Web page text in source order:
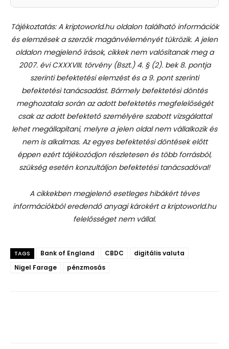
Tájékoztatás: A kriptoworld.hu oldalon található információk
és elemzések a szerzők magánvéleményét tükrözik. A jelen
oldalon megjelenő írások, cikkek nem valósítanak meg a
2007. évi CXXXVIII. törvény (Bszt.) 4. § (2). bek 8. pontja
szerinti befektetési elemzést és a 9. pont szerinti
befektetési tanácsadást. Bármely befektetési döntés
meghozatala során az adott befektetés megfelelőségét
csak az adott befektető személyére szabott vizsgálattal
lehet megállapítani, melyre a jelen oldal nem vállalkozik és
nem is alkalmas. Az egyes befektetési döntések előtt
éppen ezért tájékozódjon részletesen és több forrásból,
szükség esetén konzultáljon befektetési tanácsadóval!
A cikkekben megjelenő esetleges hibákért téves
információkból eredendő anyagi károkért a kriptoworld.hu
felelősséget nem vállal.
TAGS Bank of England CBDC
digitális valuta
Nigel Farage
pénzmosás